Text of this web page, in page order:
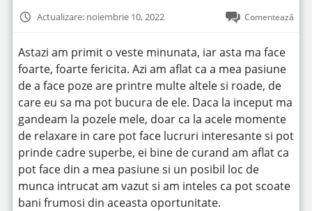
Actualizare: noiembrie 10, 2022 Comentează
Astazi am primit o veste minunata, iar asta ma face
foarte, foarte fericita. Azi am aflat ca a mea pasiune
de a face poze are printre multe altele si roade, de
care eu sa ma pot bucura de ele. Daca la inceput ma
gandeam la pozele mele, doar ca la acele momente
de relaxare in care pot face lucruri interesante si pot
prinde cadre superbe, ei bine de curand am aflat ca
pot face din a mea pasiune si un posibil loc de
munca intrucat am vazut si am inteles ca pot scoate
bani frumosi din aceasta oportunitate.